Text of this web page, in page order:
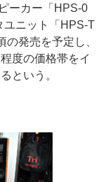
ーカー「HPS-0
ユニット「HPS-T
発売を予定し、
度の価格帯をイ
という。